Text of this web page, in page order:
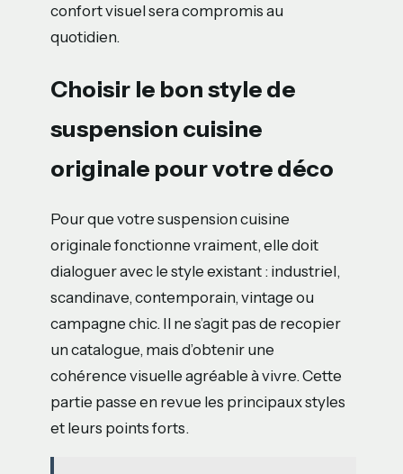
confort visuel sera compromis au
quotidien.
Choisir le bon style de
suspension cuisine
originale pour votre déco
Pour que votre suspension cuisine
originale fonctionne vraiment, elle doit
dialoguer avec le style existant : industriel,
scandinave, contemporain, vintage ou
campagne chic. Il ne s’agit pas de recopier
un catalogue, mais d’obtenir une
cohérence visuelle agréable à vivre. Cette
partie passe en revue les principaux styles
et leurs points forts.